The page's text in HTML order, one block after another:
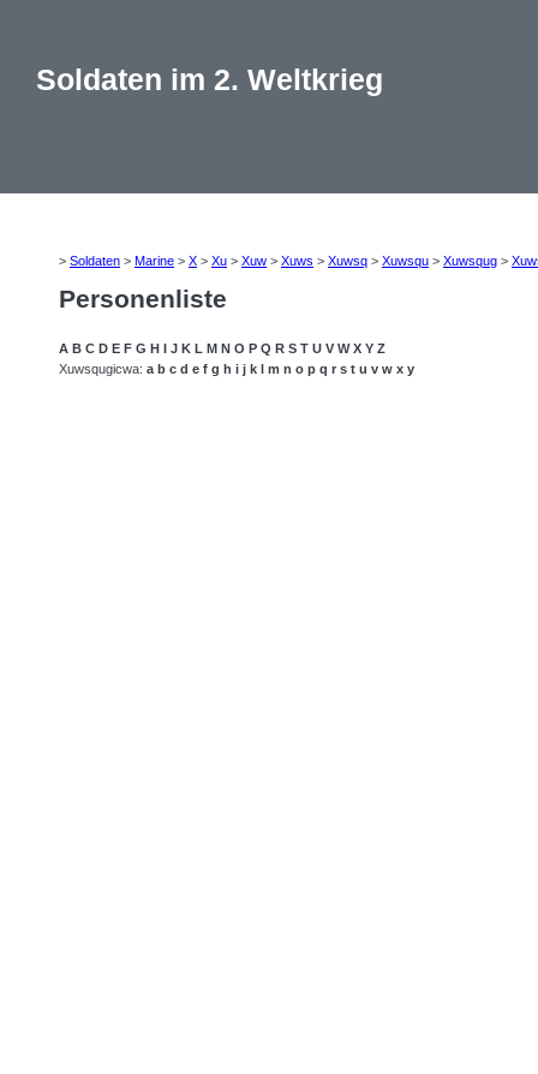
Soldaten im 2. Weltkrieg
> Soldaten > Marine > X > Xu > Xuw > Xuws > Xuwsq > Xuwsqu > Xuwsqug >
Personenliste
A B C D E F G H I J K L M N O P Q R S T U V W X Y Z
Xuwsqugicwa: a b c d e f g h i j k l m n o p q r s t u v w x y